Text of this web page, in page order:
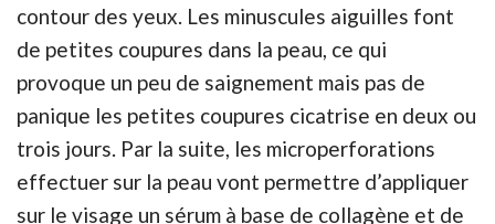
contour des yeux. Les minuscules aiguilles font
de petites coupures dans la peau, ce qui
provoque un peu de saignement mais pas de
panique les petites coupures cicatrise en deux ou
trois jours. Par la suite, les microperforations
effectuer sur la peau vont permettre d’appliquer
sur le visage un sérum à base de collagène et de